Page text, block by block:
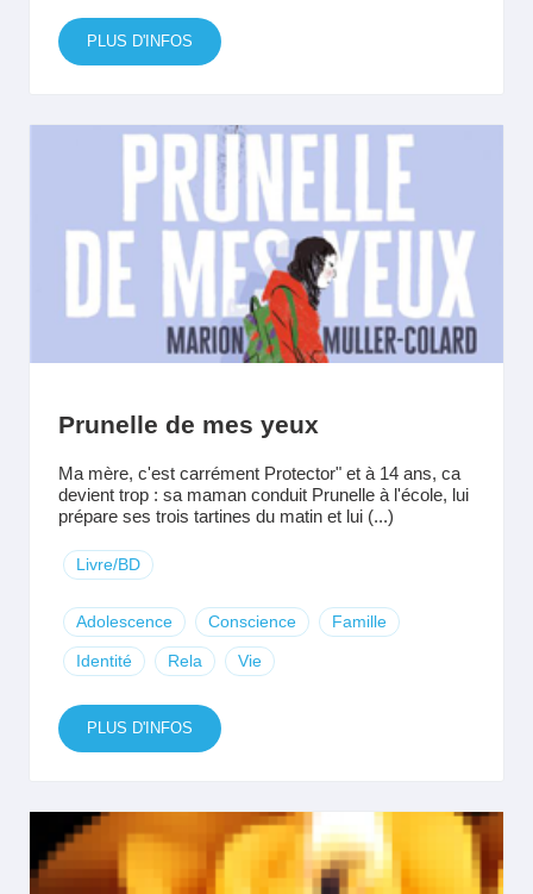
PLUS D'INFOS
Prunelle de mes yeux
Ma mère, c'est carrément Protector" et à 14 ans, ca
devient trop : sa maman conduit Prunelle à l'école, lui
prépare ses trois tartines du matin et lui (...)
Livre/BD
Adolescence Conscience Famille
Identité Rela Vie
PLUS D'INFOS